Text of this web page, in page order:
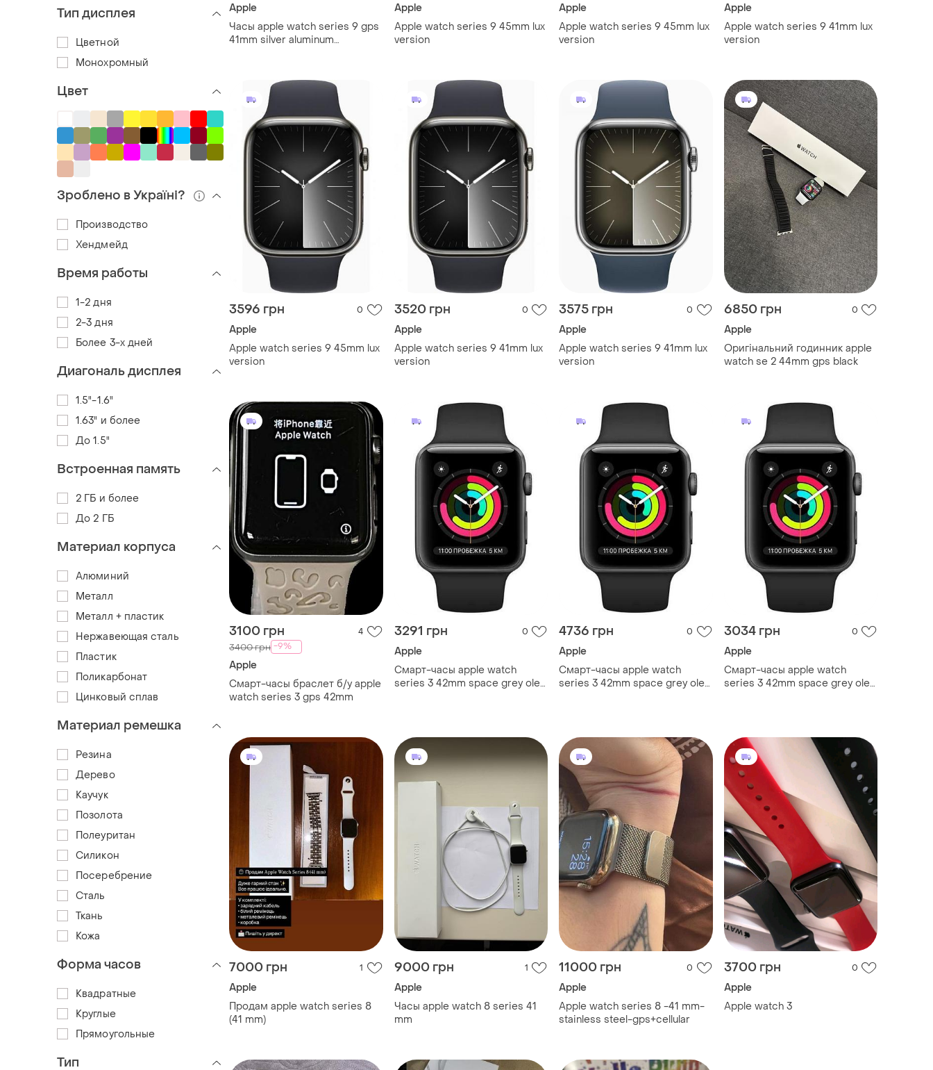
Apple
Часы apple watch series 9 gps
41mm silver aluminum
Apple
Apple watch series 9 45mm lux
version
Apple
Apple watch series 9 45mm lux
version
Apple
Apple watch series 9 41mm lux
version
3596 грн 0
Apple
Apple watch series 9 45mm lux
version
3520 грн 0
Apple
Apple watch series 9 41mm lux
version
3575 грн 0
Apple
Apple watch series 9 41mm lux
version
6850 грн 0
Apple
Оригінальний годинник apple
watch se 2 44mm gps black
3100 грн 4
3400 грн -9%
Apple
Смарт-часы браслет б/у apple
watch series 3 gps 42mm
3291 грн 0
Apple
Смарт-часы apple watch
series 3 42mm space grey oled
4736 грн 0
Apple
Смарт-часы apple watch
series 3 42mm space grey oled
3034 грн 0
Apple
Смарт-часы apple watch
series 3 42mm space grey oled
7000 грн 1
Apple
Продам apple watch series 8
(41 mm)
9000 грн 1
Apple
Часы apple watch 8 series 41
mm
11000 грн 0
Apple
Apple watch series 8 -41 mm-
stainless steel-gps+cellular
3700 грн 0
Apple
Apple watch 3
Тип дисплея
Цветной
Монохромный
Цвет
Зроблено в Україні?
Производство
Хендмейд
Время работы
1-2 дня
2-3 дня
Более 3-х дней
Диагональ дисплея
1.5"-1.6"
1.63" и более
До 1.5"
Встроенная память
2 ГБ и более
До 2 ГБ
Материал корпуса
Алюминий
Металл
Металл + пластик
Нержавеющая сталь
Пластик
Поликарбонат
Цинковый сплав
Материал ремешка
Резина
Дерево
Каучук
Позолота
Полеуритан
Силикон
Посеребрение
Сталь
Ткань
Кожа
Форма часов
Квадратные
Круглые
Прямоугольные
Тип